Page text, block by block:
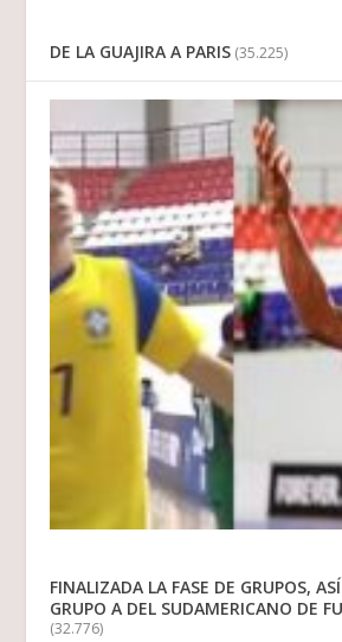
DE LA GUAJIRA A PARIS (35.225)
FINALIZADA LA FASE DE GRUPOS,
GRUPO A DEL SUDAMERICANO DE
(32.776)